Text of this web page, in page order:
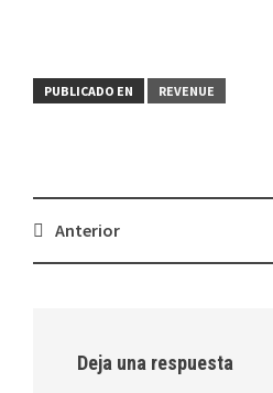
PUBLICADO EN REVENUE
Navegación
de
Anterior
Deja una respuesta